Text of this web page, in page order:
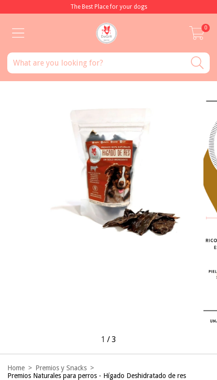
The Best Place for your dogs
0
1 / 3
Home > Premios y Snacks >
Premios Naturales para perros - Hígado Deshidratado de res